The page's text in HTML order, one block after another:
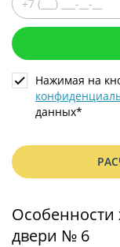
Нажимая на
данных*
Особенности
двери № 6